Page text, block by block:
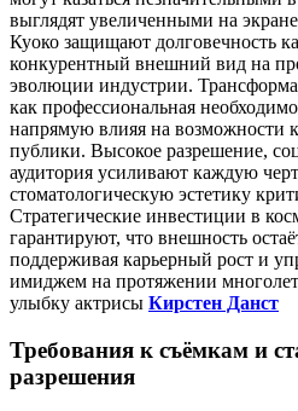
выглядят увеличенными на
Куоко защищают долговечность
конкурентный внешний вид на
эволюции индустрии.
как профессиональная
напрямую влияя на возможности
публики. Высокое разрешение,
аудитория усиливают каждую
стоматологическую эстетику
Стратегические инвестиции в
гарантируют, что внешность
поддерживая карьерный рост и
имиджем на протяжении
улыбку актрисы Кирстен Данст
Требования к съёмкам и
разрешения